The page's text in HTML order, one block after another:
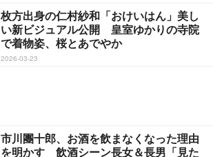
枚方出身の仁村紗和「おけいはん」美し
い新ビジュアル公開 皇室ゆかりの寺院
で着物姿、桜とあでやか
2026-03-23
市川團十郎、お酒を飲まなくなった理由
を明かす 飲酒シーン長女＆長男「見た